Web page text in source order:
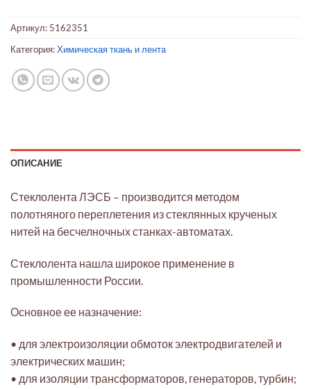
Артикул: 5162351
Категория:Химическая ткань и лента
ОПИСАНИЕ
Стеклолента ЛЭСБ – производится методом
полотняного переплетения из стеклянных крученых
нитей на бесчелночных станках-автоматах.
Стеклолента нашла широкое применение в
промышленности России.
Основное ее назначение:
• для электроизоляции обмоток электродвигателей и
электрических машин;
• для изоляции трансформаторов, генераторов, турбин;